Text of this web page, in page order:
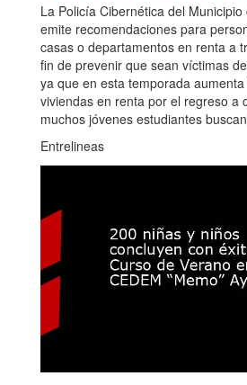
La Policía Cibernética del
emite recomendaciones para
casas o departamentos en renta a
fin de prevenir que sean víctimas
ya que en esta temporada
viviendas en renta por el regreso a
muchos jóvenes estudiantes
Entrelineas